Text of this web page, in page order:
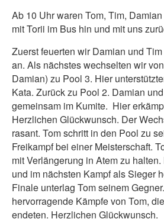
Ab 10 Uhr waren Tom, Tim,
mit Torii im Bus hin und mit uns
Zuerst feuerten wir Damian und
an. Als nächstes wechselten wir
Damian) zu Pool 3. Hier
Kata. Zurück zu Pool 2. Damian
gemeinsam im Kumite. Hier
Herzlichen Glückwunsch. Der
rasant. Tom schritt in den Pool zu
Freikampf bei einer Meisterschaft.
mit Verlängerung in Atem zu
und im nächsten Kampf als Sieger
Finale unterlag Tom seinem
hervorragende Kämpfe von Tom,
endeten. Herzlichen Glückwunsch.